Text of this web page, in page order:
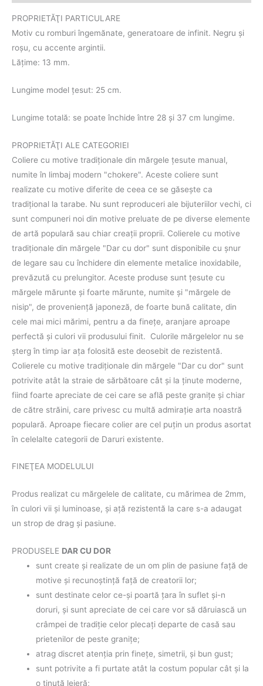
PROPRIETĂŢI PARTICULARE
Motiv cu romburi îngemănate, generatoare de infinit. Negru şi
roşu, cu accente argintii.
Lățime: 13 mm.
Lungime model țesut: 25 cm.
Lungime totală: se poate închide între 28 și 37 cm lungime.
PROPRIETĂŢI ALE CATEGORIEI
Coliere cu motive tradiţionale din mărgele ţesute manual,
numite în limbaj modern "chokere". Aceste coliere sunt
realizate cu motive diferite de ceea ce se găseşte ca
tradiţional la tarabe. Nu sunt reproduceri ale bijuteriilor vechi, ci
sunt compuneri noi din motive preluate de pe diverse elemente
de artă populară sau chiar creaţii proprii. Colierele cu motive
tradiţionale din mărgele "Dar cu dor" sunt disponibile cu şnur
de legare sau cu închidere din elemente metalice inoxidabile,
prevăzută cu prelungitor. Aceste produse sunt ţesute cu
mărgele mărunte şi foarte mărunte, numite şi "mărgele de
nisip", de provenienţă japoneză, de foarte bună calitate, din
cele mai mici mărimi, pentru a da fineţe, aranjare aproape
perfectă şi culori vii produsului finit. Culorile mărgelelor nu se
şterg în timp iar aţa folosită este deosebit de rezistentă.
Colierele cu motive tradiţionale din mărgele "Dar cu dor" sunt
potrivite atât la straie de sărbătoare cât şi la ţinute moderne,
fiind foarte apreciate de cei care se află peste graniţe şi chiar
de către străini, care privesc cu multă admiraţie arta noastră
populară. Aproape fiecare colier are cel puţin un produs asortat
în celelalte categorii de Daruri existente.
FINEŢEA MODELULUI
Produs realizat cu mărgelele de calitate, cu mărimea de 2mm,
în culori vii şi luminoase, şi aţă rezistentă la care s-a adaugat
un strop de drag şi pasiune.
PRODUSELE DAR CU DOR
sunt create şi realizate de un om plin de pasiune faţă de
motive şi recunoştinţă faţă de creatorii lor;
sunt destinate celor ce-şi poartă ţara în suflet şi-n
doruri, şi sunt apreciate de cei care vor să dăruiască un
crâmpei de tradiţie celor plecaţi departe de casă sau
prietenilor de peste graniţe;
atrag discret atenţia prin fineţe, simetrii, şi bun gust;
sunt potrivite a fi purtate atât la costum popular cât şi la
o ţinută lejeră;